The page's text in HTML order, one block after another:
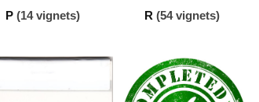
P (14 vignets) R (54 vignets)